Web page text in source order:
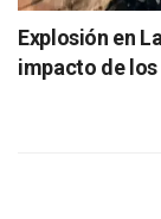
Explosión en
impacto de